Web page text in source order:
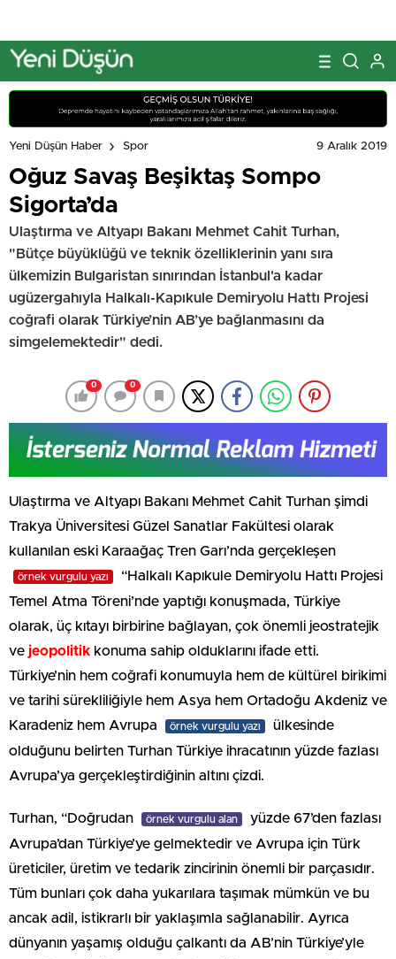
Yeni Düşün Haber Spor 9 Aralık 2019
Oğuz Savaş Beşiktaş Sompo
Sigorta’da
Ulaştırma ve Altyapı Bakanı Mehmet Cahit Turhan,
"Bütçe büyüklüğü ve teknik özelliklerinin yanı sıra
ülkemizin Bulgaristan sınırından İstanbul'a kadar
ugüzergahıyla Halkalı-Kapıkule Demiryolu Hattı Projesi
coğrafi olarak Türkiye’nin AB’ye bağlanmasını da
simgelemektedir" dedi.
0 0
Ulaştırma ve Altyapı Bakanı Mehmet Cahit Turhan şimdi
Trakya Üniversitesi Güzel Sanatlar Fakültesi olarak
kullanılan eski Karaağaç Tren Garı’nda gerçekleşen
örnek vurgulu yazı
“Halkalı Kapıkule Demiryolu Hattı Projesi
Temel Atma Töreni’nde yaptığı konuşmada, Türkiye
olarak, üç kıtayı birbirine bağlayan, çok önemli jeostratejik
ve jeopolitik konuma sahip olduklarını ifade etti.
Türkiye’nin hem coğrafi konumuyla hem de kültürel birikimi
ve tarihi sürekliliğiyle hem Asya hem Ortadoğu Akdeniz ve
Karadeniz hem Avrupa
örnek vurgulu yazı
ülkesinde
olduğunu belirten Turhan Türkiye ihracatının yüzde fazlası
Avrupa’ya gerçekleştirdiğinin altını çizdi.
Turhan, “Doğrudan örnek vurgulu alan
yüzde 67’den fazlası
Avrupa’dan Türkiye’ye gelmektedir ve Avrupa için Türk
üreticiler, üretim ve tedarik zincirinin önemli bir parçasıdır.
Tüm bunları çok daha yukarılara taşımak mümkün ve bu
ancak adil, istikrarlı bir yaklaşımla sağlanabilir. Ayrıca
dünyanın yaşamış olduğu çalkantı da AB’nin Türkiye’yle